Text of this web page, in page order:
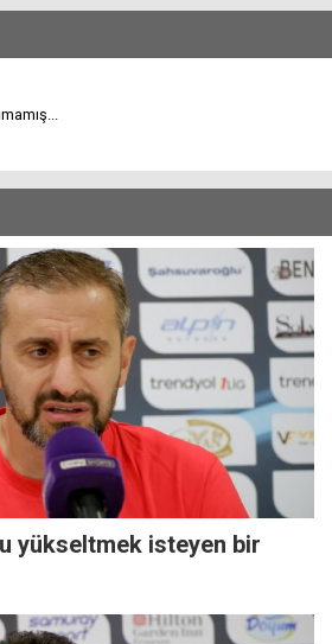
yükseltmek isteyen bir